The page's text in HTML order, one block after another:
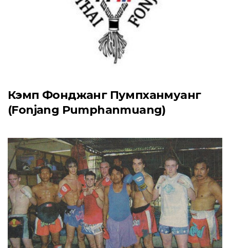
Кэмп Фонджанг Пумпханмуанг
(Fonjang Pumphanmuang)